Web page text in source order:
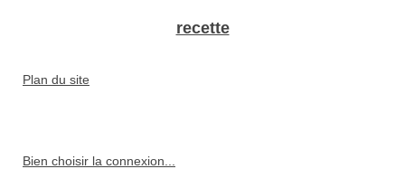
recette
Plan du site
Bien choisir la connexion...